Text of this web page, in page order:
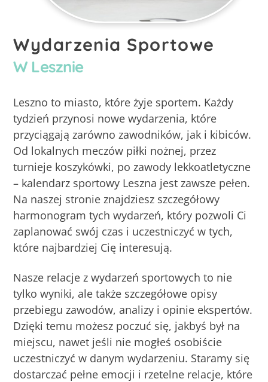
Wydarzenia Sportowe
W Lesznie
Leszno to miasto, które żyje sportem. Każdy
tydzień przynosi nowe wydarzenia, które
przyciągają zarówno zawodników, jak i kibiców.
Od lokalnych meczów piłki nożnej, przez
turnieje koszykówki, po zawody lekkoatletyczne
– kalendarz sportowy Leszna jest zawsze pełen.
Na naszej stronie znajdziesz szczegółowy
harmonogram tych wydarzeń, który pozwoli Ci
zaplanować swój czas i uczestniczyć w tych,
które najbardziej Cię interesują.
Nasze relacje z wydarzeń sportowych to nie
tylko wyniki, ale także szczegółowe opisy
przebiegu zawodów, analizy i opinie ekspertów.
Dzięki temu możesz poczuć się, jakbyś był na
miejscu, nawet jeśli nie mogłeś osobiście
uczestniczyć w danym wydarzeniu. Staramy się
dostarczać pełne emocji i rzetelne relacje, które